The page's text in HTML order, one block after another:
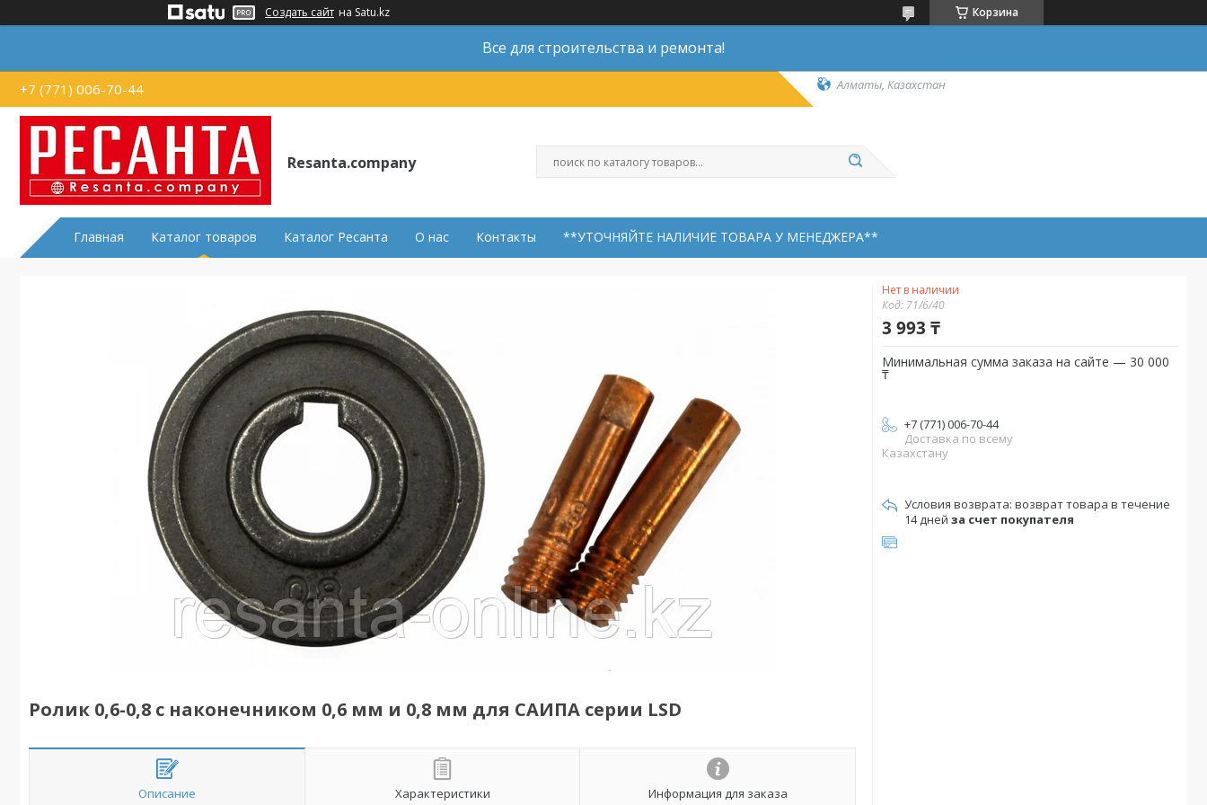
Создать сайт на Satu.kz Корзина
Все для строительства и ремонта!
+7 (771) 006-70-44 Алматы, Казахстан
Resanta.company
Главная Каталог товаров Каталог Ресанта О нас Контакты **УТОЧНЯЙТЕ НАЛИЧИЕ ТОВАРА У МЕНЕДЖЕРА**
Ролик 0,6-0,8 с наконечником 0,6 мм и 0,8 мм для САИПА серии LSD
Описание Характеристики Информация для заказа
Нет в наличии
Код: 71/6/40
3 993 ₸
Минимальная сумма заказа на сайте — 30 000
₸
+7 (771) 006-70-44
Доставка по всему
Казахстану
возврат товара в течение
14 дней за счет покупателя